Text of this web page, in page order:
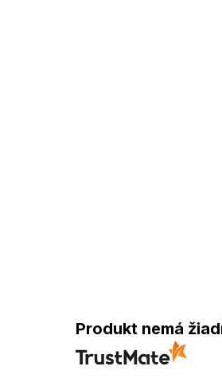
Produkt nemá